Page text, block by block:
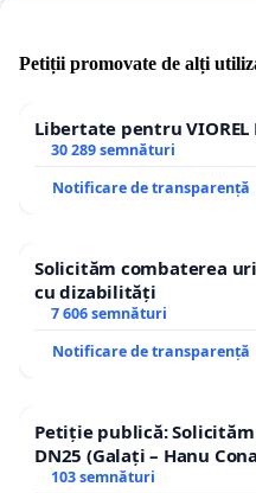
Petiții promovate de alți
Libertate pentru VIOREL
30 289 semnături
Notificare de transparență
Solicităm combaterea
cu dizabilități
7 606 semnături
Notificare de transparență
Petiție publică:
DN25 (Galați – Hanu
traseului în afara
103 semnături